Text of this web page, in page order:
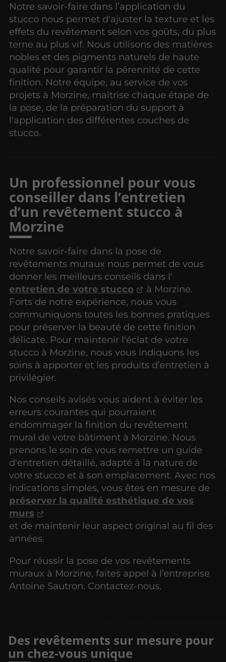
Notre savoir-faire dans l’application du
stucco nous permet d'ajuster la texture et les
effets du revêtement selon vos goûts, du plus
terne au plus vif. Nous utilisons des matières
nobles et des pigments naturels de haute
qualité pour garantir la pérennité de cette
finition. Notre équipe, au service de vos
projets à Morzine, maîtrise chaque étape de
la pose, de la préparation du support à
l'application des différentes couches de
stucco.
Un professionnel pour vous
conseiller dans l’entretien
d’un revêtement stucco à
Morzine
Notre savoir-faire dans la pose de
revêtements muraux nous permet de vous
donner les meilleurs conseils dans l'
entretien de votre stucco
à Morzine.
Forts de notre expérience, nous vous
communiquons toutes les bonnes pratiques
pour préserver la beauté de cette finition
délicate. Pour maintenir l'éclat de votre
stucco à Morzine, nous vous indiquons les
soins à apporter et les produits d’entretien à
privilégier.
Nos conseils avisés vous aident à éviter les
erreurs courantes qui pourraient
endommager la finition du revêtement
mural de votre bâtiment à Morzine. Nous
prenons le soin de vous remettre un guide
d'entretien détaillé, adapté à la nature de
votre stucco et à son emplacement. Avec nos
indications simples, vous êtes en mesure de
préserver la qualité esthétique de vos
murs
et de maintenir leur aspect original au fil des
années.
Pour réussir la pose de vos revêtements
muraux à Morzine, faites appel à l’entreprise
Antoine Sautron. Contactez-nous.
Des revêtements sur mesure pour
un chez-vous unique